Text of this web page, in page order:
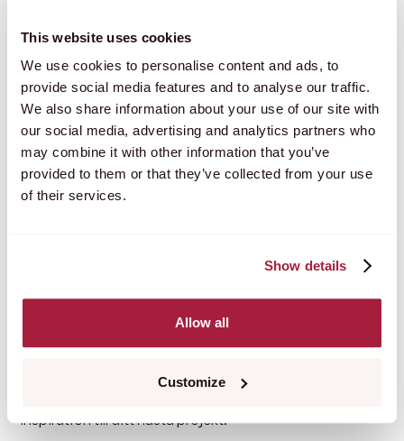
This website uses cookies
We use cookies to personalise content and ads, to
provide social media features and to analyse our traffic.
We also share information about your use of our site with
our social media, advertising and analytics partners who
may combine it with other information that you’ve
provided to them or that they’ve collected from your use
of their services.
Show details
Allow all
Customize
inspiration till ditt nästa projekt.